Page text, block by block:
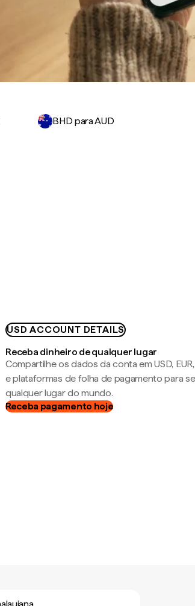
BHD para AUD
USD ACCOUNT DETAILS
Receba dinheiro de qualquer lugar
Compartilhe os dados da conta em USD,
e plataformas de folha de pagamento para
qualquer lugar do mundo.
Receba pagamento hoje